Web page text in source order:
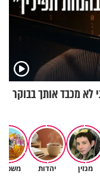
לא מכבד אותך בבוקר
מגזין יהדות
׳הרע׳ זה הרחמים של בורא